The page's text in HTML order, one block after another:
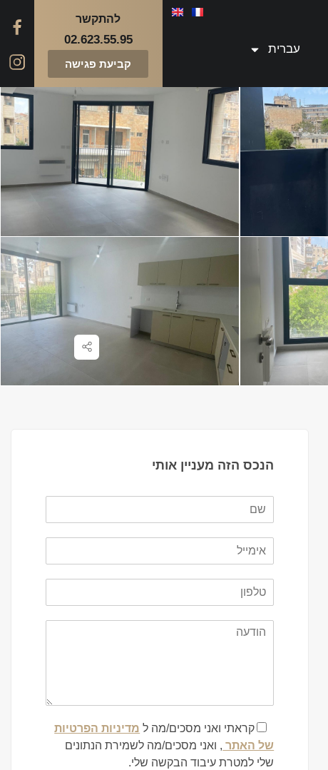
עברית
להתקשר
02.623.55.95
קביעת פגישה
הנכס הזה מעניין אותי
קראתי ואני מסכים/מה ל מדיניות הפרטיות
של האתר , ואני מסכים/מה לשמירת הנתונים
שלי למטרת עיבוד הבקשה שלי.